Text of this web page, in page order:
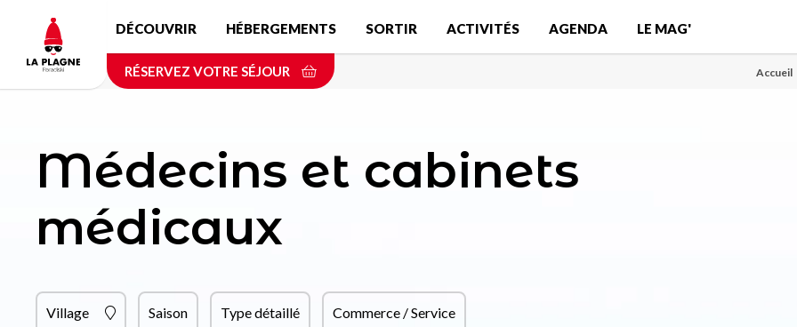
contenu
principal
DÉCOUVRIR HÉBERGEMENTS SORTIR ACTIVITÉS AGENDA LE MAG'
RÉSERVEZ VOTRE SÉJOUR Accueil
Médecins et cabinets
médicaux
Village Saison Type détaillé Commerce / Service